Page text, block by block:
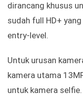
dirancang khusus
sudah full HD+
entry-level.
Untuk urusan
kamera utama
untuk kamera selfie.